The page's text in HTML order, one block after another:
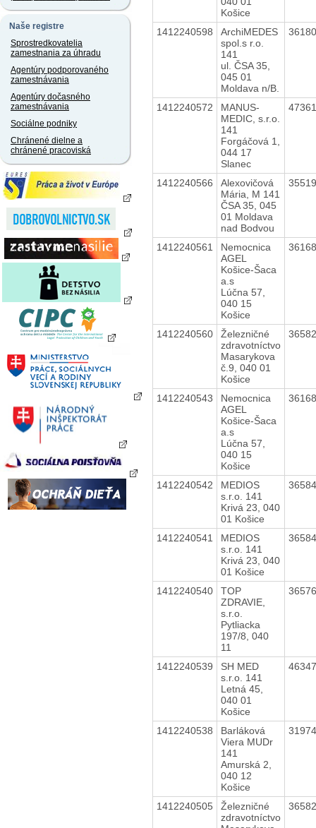
Naše registre
Sprostredkovatelia
zamestnania za úhradu
Agentúry podporovaného
zamestnávania
Agentúry dočasného
zamestnávania
Sociálne podniky
Chránené dielne a
chránené pracoviská
Košice
1412240598
ArchiMEDES
spol.s r.o.
141
ul. ČSA 35,
045 01
Moldava n/B.
1412240572
MANUS-
MEDIC, s.r.o.
141
Forgáčová 1,
044 17
Slanec
1412240566
Alexovičová
Mária, M 141
ČSA 35, 045
01 Moldava
nad Bodvou
1412240561
Nemocnica
AGEL
Košice-Šaca
a.s
Lúčna 57,
040 15
Košice
1412240560
Železničné
zdravotníctvo
Masarykova
č.9, 040 01
Košice
1412240543
Nemocnica
AGEL
Košice-Šaca
a.s
Lúčna 57,
040 15
Košice
1412240542
MEDIOS
s.r.o. 141
Krivá 23, 040
01 Košice
1412240541
MEDIOS
s.r.o. 141
Krivá 23, 040
01 Košice
1412240540
TOP
ZDRAVIE,
s.r.o.
Pytliacka
197/8, 040
11
1412240539
SH MED
s.r.o. 141
Letná 45,
040 01
Košice
1412240538
Barláková
Viera MUDr
141
Amurská 2,
040 12
Košice
1412240505
Železničné
zdravotníctvo